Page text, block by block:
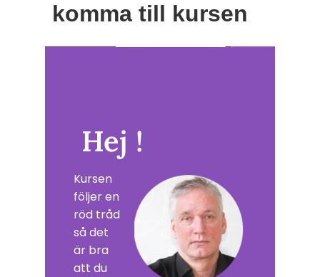
komma till kursen
Hej !
Kursen
följer en
röd tråd
så det
är bra
att du